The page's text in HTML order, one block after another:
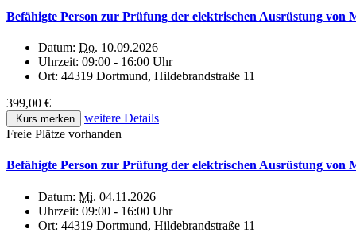
Befähigte Person zur Prüfung der elektrischen Ausrüstung von
Datum: Do. 10.09.2026
Uhrzeit: 09:00 - 16:00 Uhr
Ort: 44319 Dortmund, Hildebrandstraße 11
399,00 €
Kurs merken
weitere Details
Freie Plätze vorhanden
Befähigte Person zur Prüfung der elektrischen Ausrüstung von
Datum: Mi. 04.11.2026
Uhrzeit: 09:00 - 16:00 Uhr
Ort: 44319 Dortmund, Hildebrandstraße 11